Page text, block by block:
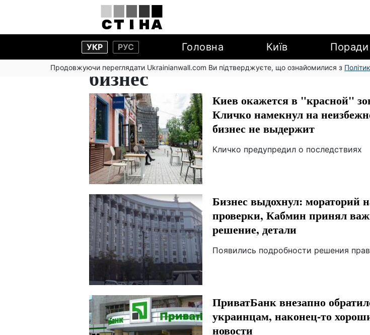
УКР РУС Головна Київ Поради
Продовжуючи переглядати Ukrainianwall.com Ви підтверджуєте, що ознайомилися з
бизнес
Киев окажется в "красной"
Кличко намекнул на
бизнес не выдержит
Кличко предупредил о последствиях
Бизнес выдохнул: мораторий
проверки, Кабмин принял
решение, детали
Появились подробности решения
ПриватБанк внезапно
украинцам, наконец-то
новости